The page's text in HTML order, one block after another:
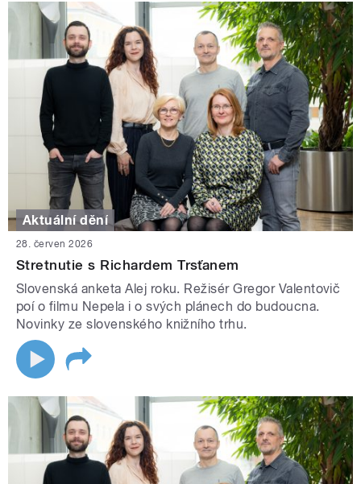
Aktuální dění
28. červen 2026
Stretnutie s Richardem Trsťanem
Slovenská anketa Alej roku. Režisér Gregor Valentovič
poí o filmu Nepela i o svých plánech do budoucna.
Novinky ze slovenského knižního trhu.